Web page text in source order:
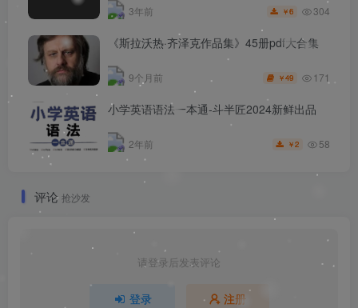
3年前 ￥6 304
《斯拉沃热·齐泽克作品集》45册pdf大合集
9个月前 ￥49 171
小学英语语法一本通-斗半匠2024新鲜出品
2年前 ￥2 58
评论 抢沙发
请登录后发表评论
登录 注册